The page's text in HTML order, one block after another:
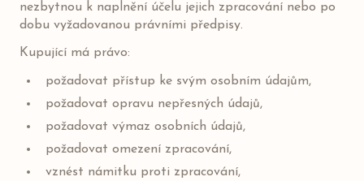
nezbytnou k naplnění účelu jejich zpracování nebo po
dobu vyžadovanou právními předpisy.
Kupující má právo:
požadovat přístup ke svým osobním údajům,
požadovat opravu nepřesných údajů,
požadovat výmaz osobních údajů,
požadovat omezení zpracování,
vznést námitku proti zpracování,